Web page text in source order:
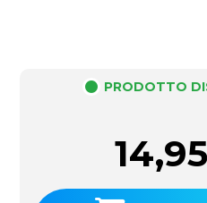
PRODOTTO
14,95